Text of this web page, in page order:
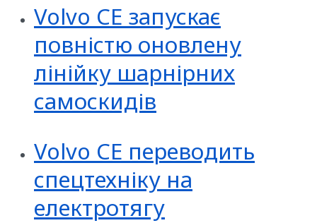
Volvo CE запускає
повністю оновлену
лінійку шарнірних
самоскидів
Volvo CE переводить
спецтехніку на
електротягу